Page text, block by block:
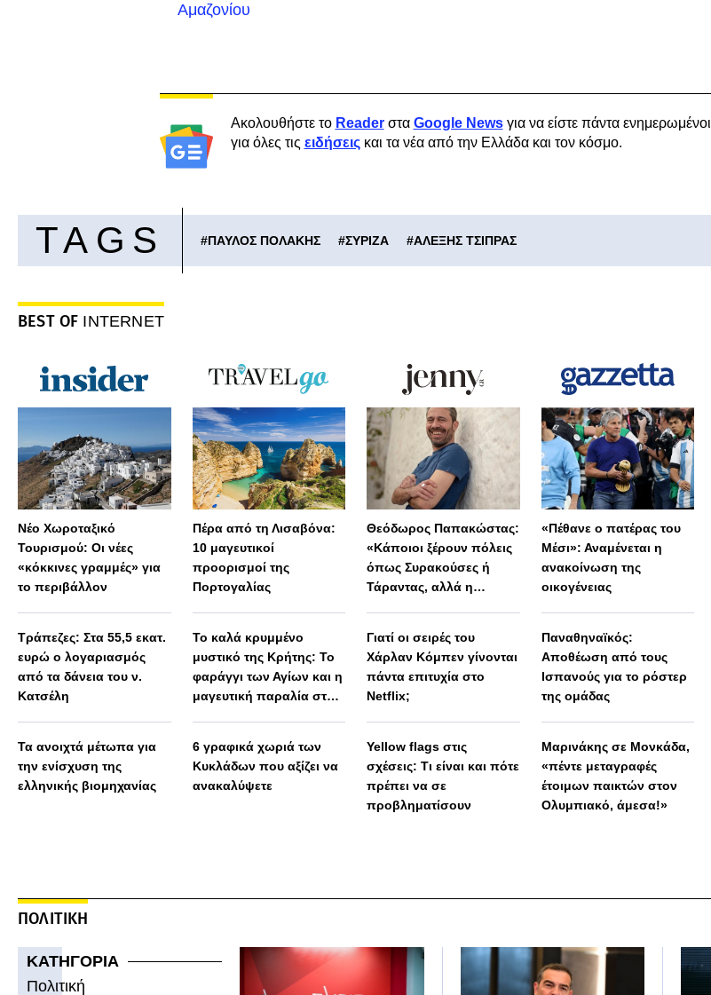
Αμαζονίου
Ακολουθήστε το Readerστα Google Newsγια να είστε πάντα ενημερωμένοι
για όλες τις ειδήσειςκαι τα νέα από την Ελλάδα και τον κόσμο.
TAGS #ΠΑΥΛΟΣ ΠΟΛΑΚΗΣ #ΣΥΡΙΖΑ #ΑΛΕΞΗΣ ΤΣΙΠΡΑΣ
BEST OF INTERNET
Νέο Χωροταξικό
Τουρισμού: Οι νέες
«κόκκινες γραμμές» για
το περιβάλλον
Τράπεζες: Στα 55,5 εκατ.
ευρώ ο λογαριασμός
από τα δάνεια του ν.
Κατσέλη
Τα ανοιχτά μέτωπα για
την ενίσχυση της
ελληνικής βιομηχανίας
Πέρα από τη Λισαβόνα:
10 μαγευτικοί
προορισμοί της
Πορτογαλίας
Το καλά κρυμμένο
μυστικό της Κρήτης: Το
φαράγγι των Αγίων και η
μαγευτική παραλία στο
6 γραφικά χωριά των
Κυκλάδων που αξίζει να
ανακαλύψετε
Θεόδωρος Παπακώστας:
«Κάποιοι ξέρουν πόλεις
όπως Συρακούσες ή
Τάραντας, αλλά η
Γιατί οι σειρές του
Χάρλαν Κόμπεν γίνονται
πάντα επιτυχία στο
Netflix;
Yellow flags στις
σχέσεις: Τι είναι και πότε
πρέπει να σε
προβληματίσουν
«Πέθανε ο πατέρας του
Μέσι»: Αναμένεται η
ανακοίνωση της
οικογένειας
Παναθηναϊκός:
Αποθέωση από τους
Ισπανούς για το ρόστερ
της ομάδας
Μαρινάκης σε Μονκάδα,
«πέντε μεταγραφές
έτοιμων παικτών στον
Ολυμπιακό, άμεσα!»
ΠΟΛΙΤΙΚΗ
ΚΑΤΗΓΟΡΙΑ
Πολιτική